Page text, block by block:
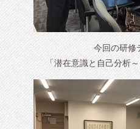
今回の研修
「潜在意識と自己分析